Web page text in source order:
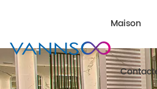
Maison